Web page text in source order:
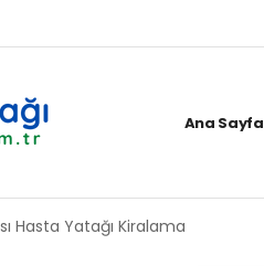
Ana Sayfa
Hasta Yatağı Kiralama